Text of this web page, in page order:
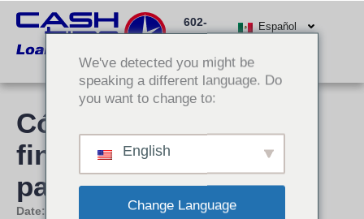
contenido
602-
3000
Español
Cómo preparar sus
finanzas personales
para una recesión
Date: 23 de octubre de 2019
We've detected you might be
speaking a different language. Do
you want to change to:
English
Change Language